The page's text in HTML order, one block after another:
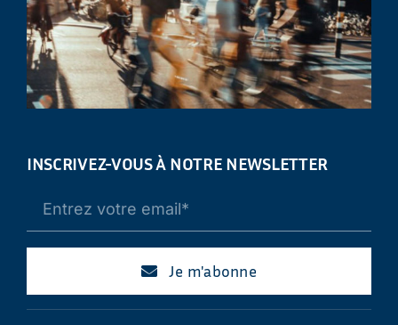
INSCRIVEZ-VOUS À NOTRE NEWSLETTER
Je m'abonne